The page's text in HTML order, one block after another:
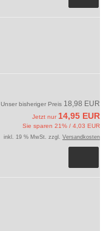
Unser bisheriger Preis 18,98 EUR
Jetzt nur 14,95 EUR
Sie sparen 21% / 4,03 EUR
inkl. 19 % MwSt. zzgl. Versandkosten